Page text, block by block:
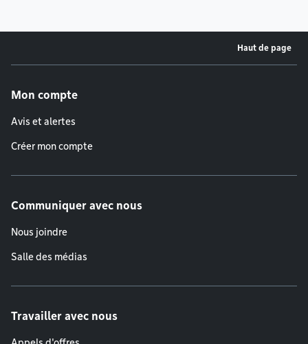
Haut de page
Mon compte
Avis et alertes
Créer mon compte
Communiquer avec nous
Nous joindre
Salle des médias
Travailler avec nous